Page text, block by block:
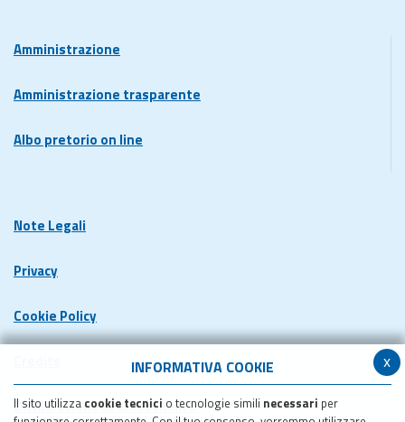
x
INFORMATIVA COOKIE
Il sito utilizza cookie tecnici o tecnologie simili necessari per
Amministrazione
Amministrazione trasparente
Albo pretorio on line
Note Legali
Privacy
Cookie Policy
Dichiarazione di accessibilita'